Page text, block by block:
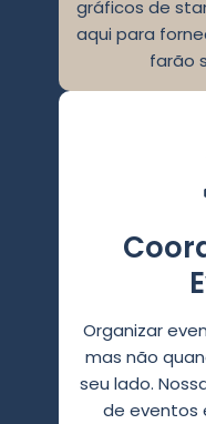
gráficos de
aqui para
farão
Organizar
mas não
seu lado.
de eventos